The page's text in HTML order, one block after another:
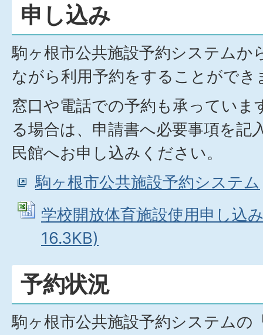
申し込み
駒ヶ根市公共施設予約システムか
ながら利用予約をすることができ
窓口や電話での予約も承っていま
る場合は、申請書へ必要事項を記
民館へお申し込みください。
駒ヶ根市公共施設予約システム
学校開放体育施設使用申し込
16.3KB)
予約状況
駒ヶ根市公共施設予約システムの